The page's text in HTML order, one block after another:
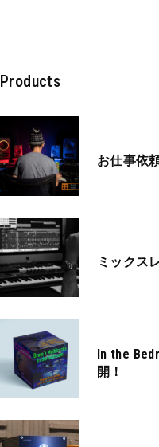
Products
お仕事依
ミックス
In the
開！